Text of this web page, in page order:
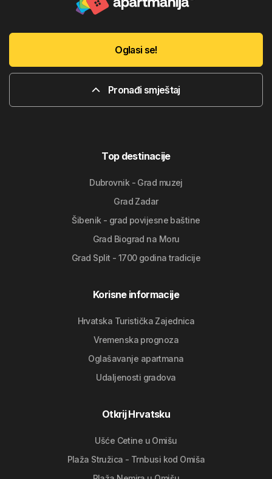
Oglasi se!
Pronađi smještaj
Top destinacije
Dubrovnik - Grad muzej
Grad Zadar
Šibenik - grad povijesne baštine
Grad Biograd na Moru
Grad Split - 1700 godina tradicije
Korisne informacije
Hrvatska Turistička Zajednica
Vremenska prognoza
Oglašavanje apartmana
Udaljenosti gradova
Otkrij Hrvatsku
Ušće Cetine u Omišu
Plaža Stružica - Trnbusi kod Omiša